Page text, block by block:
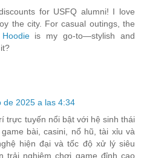
for USFQ alumni! I love
the city. For casual outings, the
is my go-to—stylish and
de 2025 a las 4:34
trực tuyến nổi bật với hệ sinh thái
bài, casini, nổ hũ, tài xỉu và
hiện đại và tốc độ xử lý siêu
trải nghiệm chơi game đỉnh cao